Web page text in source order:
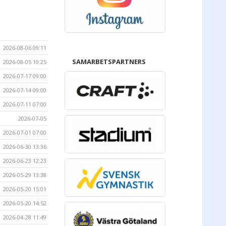
2026-08-06 09:11
2026-08-05 10:25
2026-07-17 09:00
2026-07-14 09:00
2026-07-11 07:00
2026-07-05
2026-07-01 07:00
2026-06-30 13:36
2026-06-23 12:23
2026-05-29 13:38
2026-05-20 15:01
2026-05-20 14:52
2026-04-28 11:49
SAMARBETSPARTNERS